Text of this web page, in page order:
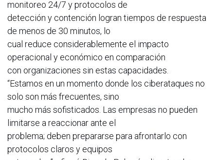
monitoreo 24/7 y protocolos de
detección y contención logran tiempos de respuesta
de menos de 30 minutos, lo
cual reduce considerablemente el impacto
operacional y económico en comparación
con organizaciones sin estas capacidades.
“Estamos en un momento donde los ciberataques no
solo son más frecuentes, sino
mucho más sofisticados. Las empresas no pueden
limitarse a reaccionar ante el
problema; deben prepararse para afrontarlo con
protocolos claros y equipos